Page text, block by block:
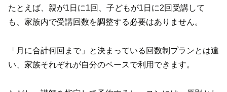
たとえば、親が1日に1回、子どもが1日に2回受講して
も、家族内で受講回数を調整する必要はありません。
「月に合計何回まで」と決まっている回数制プランとは違
い、家族それぞれが自分のペースで利用できます。